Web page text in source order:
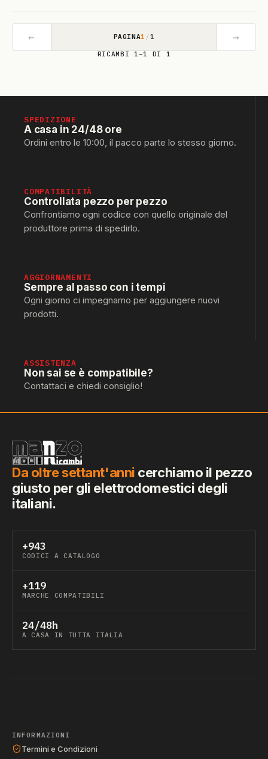
← PAGINA1 /1 →
RICAMBI 1–1 DI 1
SPEDIZIONE
A casa in 24/48 ore
Ordini entro le 10:00, il pacco parte lo stesso giorno.
COMPATIBILITÀ
Controllata pezzo per pezzo
Confrontiamo ogni codice con quello originale del
produttore prima di spedirlo.
AGGIORNAMENTI
Sempre al passo con i tempi
Ogni giorno ci impegnamo per aggiungere nuovi
prodotti.
ASSISTENZA
Non sai se è compatibile?
Contattaci e chiedi consiglio!
Da oltre settant'anni cerchiamo il pezzo
giusto per gli elettrodomestici degli
italiani.
+943
CODICI A CATALOGO
+119
MARCHE COMPATIBILI
24/48h
A CASA IN TUTTA ITALIA
INFORMAZIONI
Termini e Condizioni